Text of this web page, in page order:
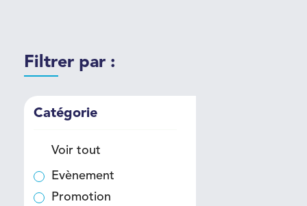
Filtrer par :
Catégorie
Voir tout
Evènement
Promotion